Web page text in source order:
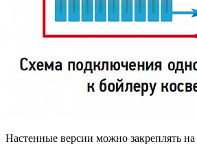
Настенные версии можно закреплять